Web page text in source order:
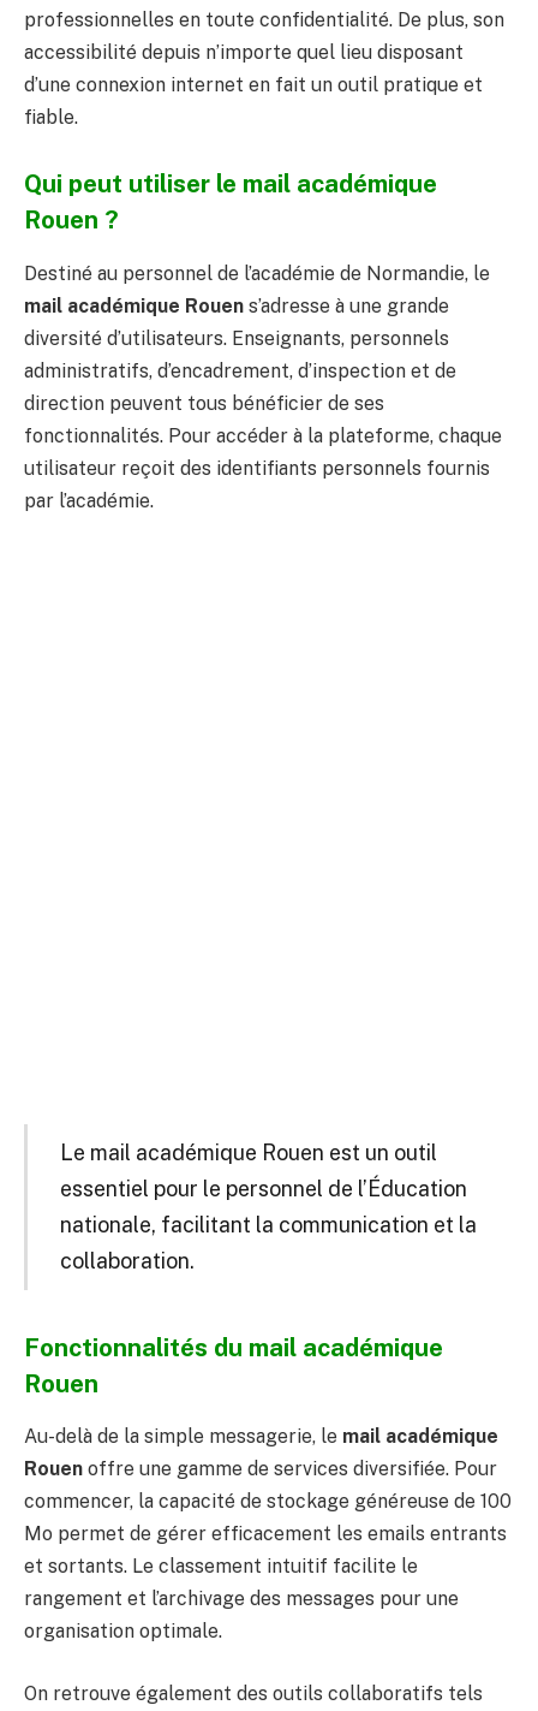
professionnelles en toute confidentialité. De plus, son
accessibilité depuis n’importe quel lieu disposant
d’une connexion internet en fait un outil pratique et
fiable.
Qui peut utiliser le mail académique
Rouen ?
Destiné au personnel de l’académie de Normandie, le
mail académique Rouen s’adresse à une grande
diversité d’utilisateurs. Enseignants, personnels
administratifs, d’encadrement, d’inspection et de
direction peuvent tous bénéficier de ses
fonctionnalités. Pour accéder à la plateforme, chaque
utilisateur reçoit des identifiants personnels fournis
par l’académie.
Le mail académique Rouen est un outil
essentiel pour le personnel de l’Éducation
nationale, facilitant la communication et la
collaboration.
Fonctionnalités du mail académique
Rouen
Au-delà de la simple messagerie, le mail académique
Rouen offre une gamme de services diversifiée. Pour
commencer, la capacité de stockage généreuse de 100
Mo permet de gérer efficacement les emails entrants
et sortants. Le classement intuitif facilite le
rangement et l’archivage des messages pour une
organisation optimale.
On retrouve également des outils collaboratifs tels